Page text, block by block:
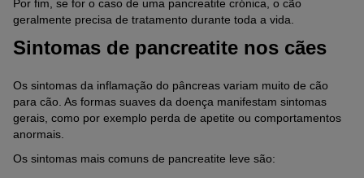
Por fim, se for o caso de uma pancreatite crónica, o cão
geralmente precisa de tratamento durante toda a vida.
Sintomas de pancreatite nos cães
Os sintomas da inflamação do pâncreas variam muito de cão
para cão. As formas suaves da doença manifestam sintomas
gerais, como por exemplo perda de apetite ou comportamentos
anormais.
Os sintomas mais comuns de pancreatite leve são: